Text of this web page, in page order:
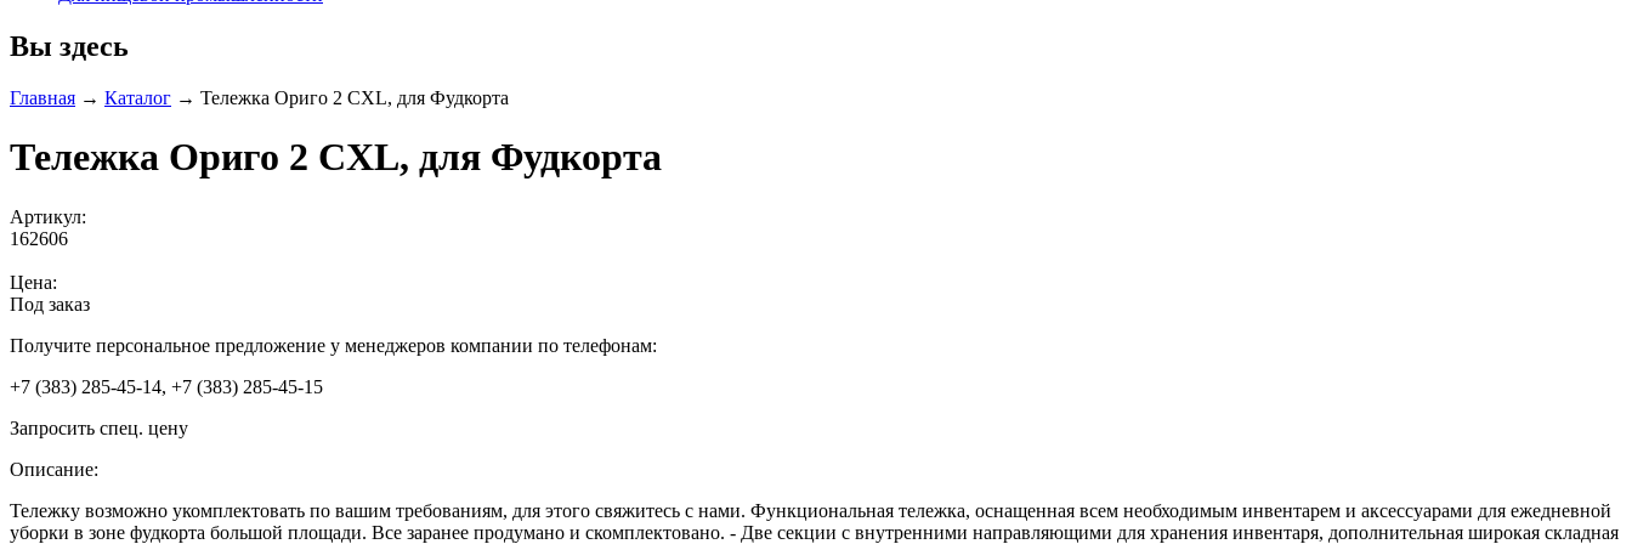
Вы здесь
Главная → Каталог → Тележка Ориго 2 CXL, для Фудкорта
Тележка Ориго 2 CXL, для Фудкорта
Артикул:
162606
Цена:
Под заказ
Получите персональное предложение у менеджеров компании по телефонам:
+7 (383) 285-45-14, +7 (383) 285-45-15
Запросить спец. цену
Описание:
Тележку возможно укомплектовать по вашим требованиям, для этого свяжитесь с нами. Функциональная тележка, оснащенная всем необходимым инвентарем и аксессуарами для ежедневной
уборки в зоне фудкорта большой площади. Все заранее продумано и скомплектовано. - Две секции с внутренними направляющими для хранения инвентаря, дополнительная широкая складная